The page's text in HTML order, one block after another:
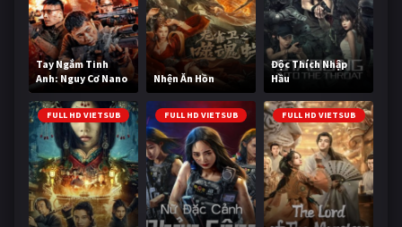
Tay Ngắm Tinh
Anh: Nguy Cơ Nano
Nhện Ăn Hồn
Độc Thích Nhập
Hầu
FULL HD VIETSUB FULL HD VIETSUB FULL HD VIETSUB